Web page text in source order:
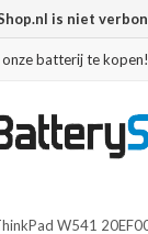
is niet
batterij te kopen!
W541